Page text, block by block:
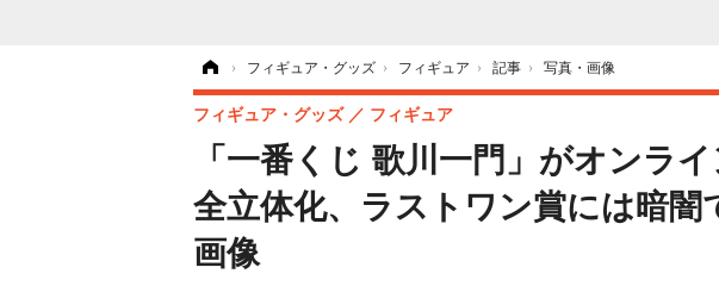
› フィギュア・グッズ › フィギュア › 記事 › 写真・画像
「一番くじ 歌川一門」がオンラ
全立体化、ラストワン賞には暗闇
画像
フィギュア・グッズ フィギュア